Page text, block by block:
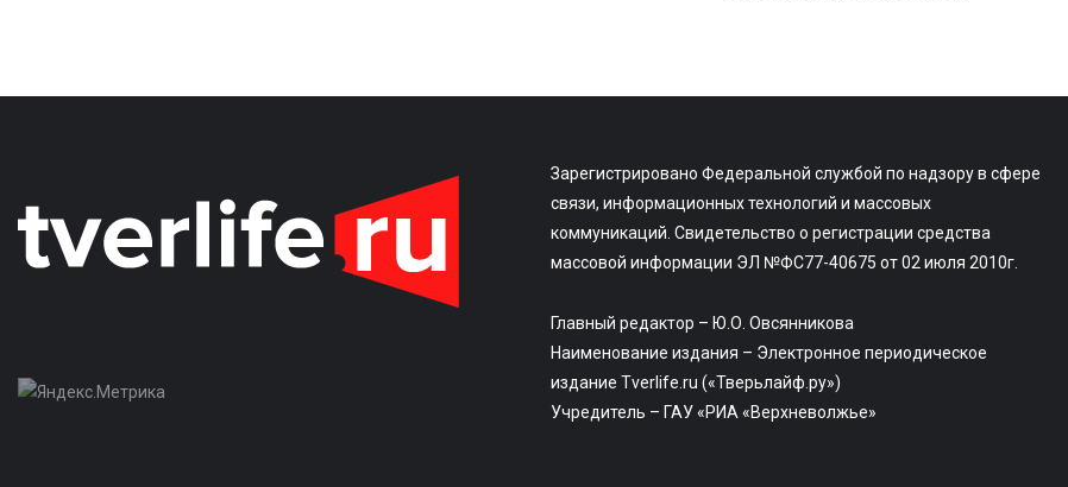
Зарегистрировано Федеральной службой по надзору в сфере
связи, информационных технологий и массовых
коммуникаций. Свидетельство о регистрации средства
массовой информации ЭЛ №ФС77-40675 от 02 июля 2010г.
Главный редактор – Ю.О. Овсянникова
Наименование издания – Электронное периодическое
издание Tverlife.ru («Тверьлайф.ру»)
Учредитель – ГАУ «РИА «Верхневолжье»